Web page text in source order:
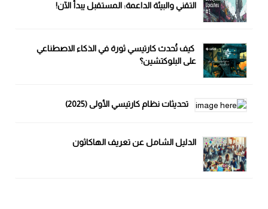
التقني والبيئة الداعمة: المستقبل يبدأ الآن!
كيف تُحدث كارتيسي ثورة في الذكاء الاصطناعي
على البلوكتشين؟
تحديثات نظام كارتيسي الأولى (2025)
الدليل الشامل عن تعريف الهاكاثون